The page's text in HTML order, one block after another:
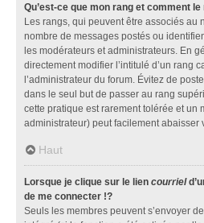
Qu’est-ce que mon rang et comment
Les rangs, qui peuvent être associés au
nombre de messages postés ou
les modérateurs et administrateurs. En
directement modifier l’intitulé d’un rang
l’administrateur du forum. Évitez de
dans le seul but de passer au rang
cette pratique est rarement tolérée et un
administrateur) peut facilement abaisser
Haut
Lorsque je clique sur le lien courriel
de me connecter !?
Seuls les membres peuvent s’envoyer